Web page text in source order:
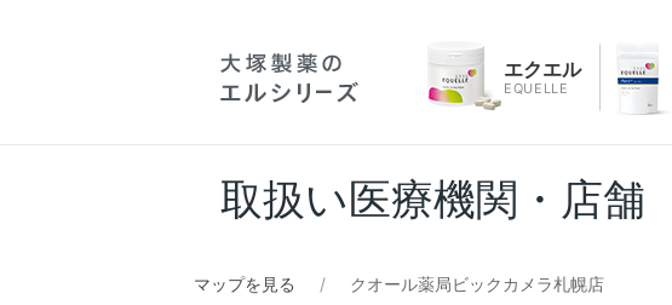
エクエル
EQUELLE
取扱い医療機関・店舗
マップを見る クオール薬局ビックカメラ札幌店